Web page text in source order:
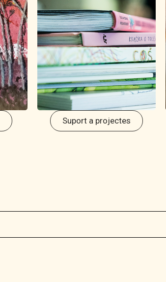
Suport a projectes